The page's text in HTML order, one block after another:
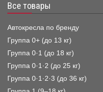
Все товары
Автокресла по бренду
Группа 0+ (до 13 кг)
Группа 0·1 (до 18 кг)
Группа 0·1·2 (до 25 кг)
Группа 0·1·2·3 (до 36 кг)